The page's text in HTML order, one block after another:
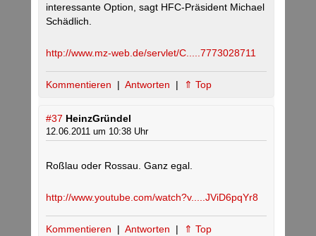
interessante Option, sagt HFC-Präsident Michael
Schädlich.
http://www.mz-web.de/servlet/C.....7773028711
Kommentieren | Antworten | ⇑ Top
#37 HeinzGründel
12.06.2011 um 10:38 Uhr
Roßlau oder Rossau. Ganz egal.
http://www.youtube.com/watch?v.....JViD6pqYr8
Kommentieren | Antworten | ⇑ Top